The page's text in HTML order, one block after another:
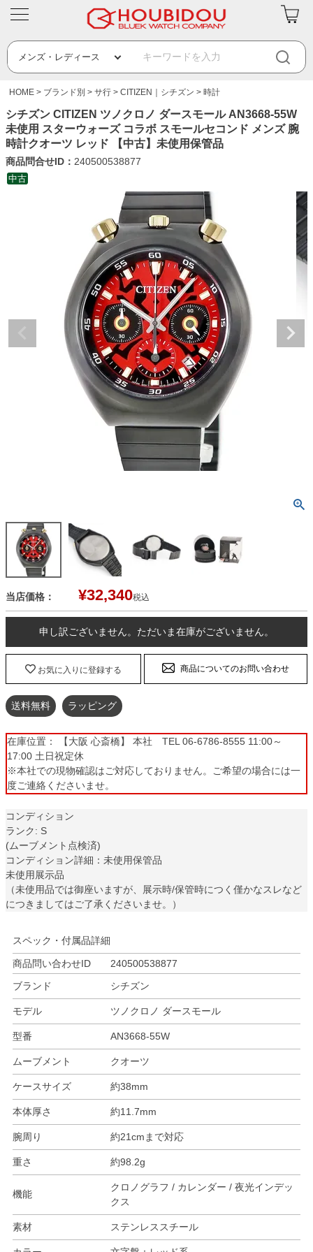
HOME ブランド別 サ行 CITIZEN｜シチズン 時計
シチズン CITIZEN ツノクロノ ダースモール AN3668-55W
未使用 スターウォーズ コラボ スモールセコンド メンズ 腕
時計クオーツ レッド 【中古】未使用保管品
商品問合せID： 240500538877
中古
当店価格： ¥32,340税込
申し訳ございません。ただいま在庫がございません。
お気に入りに登録する 商品についてのお問い合わせ
送料無料 ラッピング
在庫位置： 【大阪 心斎橋】 本社 TEL 06-6786-8555 11:00～
17:00 土日祝定休
※本社での現物確認はご対応しておりません。ご希望の場合には一
度ご連絡くださいませ。
コンディション
ランク: S
(ムーブメント点検済)
コンディション詳細：未使用保管品
未使用展示品
（未使用品では御座いますが、展示時/保管時につく僅かなスレなど
につきましてはご了承くださいませ。）
スペック・付属品詳細
商品問い合わせID
240500538877
ブランド
シチズン
モデル ツノクロノ ダースモール
型番 AN3668-55W
ムーブメント クオーツ
ケースサイズ 約38mm
本体厚さ 約11.7mm
腕周り 約21cmまで対応
重さ 約98.2g
機能
クロノグラフ / カレンダー / 夜光インデッ
クス
素材 ステンレススチール